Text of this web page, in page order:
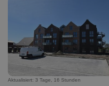
Aktualisiert: 3 Tage, 16 Stunden